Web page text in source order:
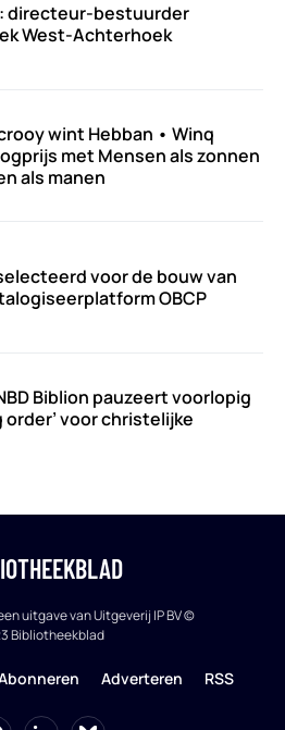
directeur-bestuurder
West-Achterhoek
wint Hebban • Winq
met Mensen als zonnen
als manen
voor de bouw van
OBCP
Biblion pauzeert voorlopig
order’ voor christelijke
uitgave van Uitgeverij IP BV ©
Bibliotheekblad
Adverteren RSS